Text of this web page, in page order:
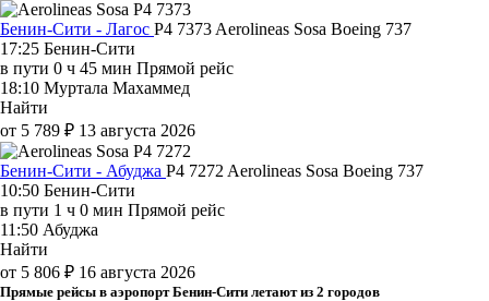
Бенин-Сити - Лагос P4 7373 Aerolineas Sosa Boeing 737
17:25 Бенин-Сити
в пути 0 ч 45 мин Прямой рейс
18:10 Муртала Махаммед
Найти
от 5 789 ₽ 13 августа 2026
Бенин-Сити - Абуджа P4 7272 Aerolineas Sosa Boeing 737
10:50 Бенин-Сити
в пути 1 ч 0 мин Прямой рейс
11:50 Абуджа
Найти
от 5 806 ₽ 16 августа 2026
Прямые рейсы в аэропорт Бенин-Сити летают из 2 городов